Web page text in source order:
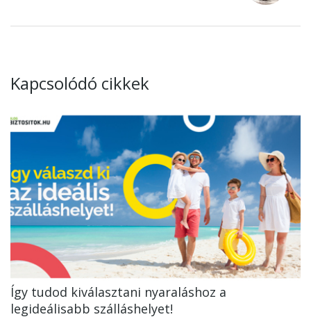
Kapcsolódó cikkek
Így tudod kiválasztani nyaraláshoz a
legideálisabb szálláshelyet!